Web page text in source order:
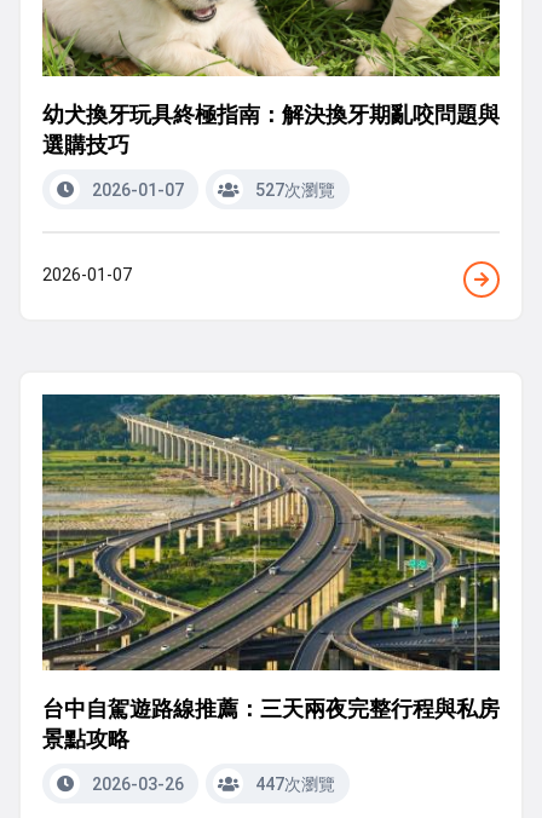
幼犬換牙玩具終極指南：解決換牙期亂咬問題與
選購技巧
2026-01-07 527次瀏覽
2026-01-07
台中自駕遊路線推薦：三天兩夜完整行程與私房
景點攻略
2026-03-26 447次瀏覽